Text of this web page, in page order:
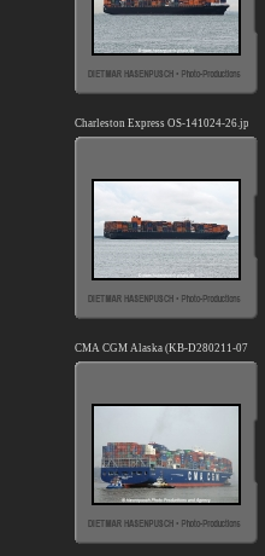
Charleston Express OS-141024-26.jpg
CMA CGM Alaska (KB-D280211-07).jpg